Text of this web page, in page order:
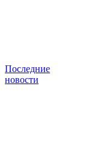
Последние
новости